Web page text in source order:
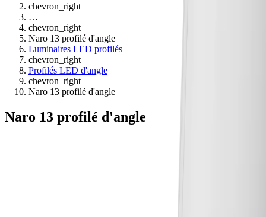
chevron_right
…
chevron_right
Naro 13 profilé d'angle
Luminaires LED profilés
chevron_right
Profilés LED d'angle
chevron_right
Naro 13 profilé d'angle
Naro 13 profilé d'angle